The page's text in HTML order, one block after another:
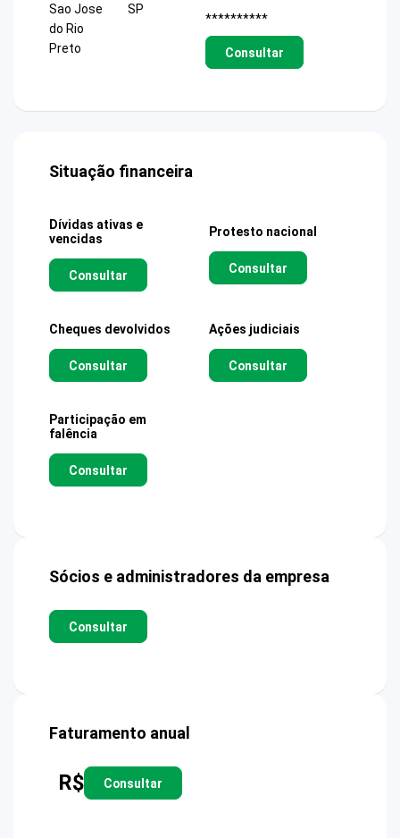
Sao Jose
do Rio
Preto
SP
**********
Consultar
Situação financeira
Dívidas ativas e
vencidas
Consultar
Protesto nacional
Consultar
Cheques devolvidos
Consultar
Ações judiciais
Consultar
Participação em
falência
Consultar
Sócios e administradores da empresa
Consultar
Faturamento anual
R$ Consultar